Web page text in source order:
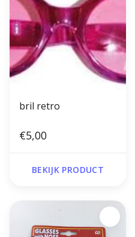
bril retro
€5,00
BEKIJK PRODUCT